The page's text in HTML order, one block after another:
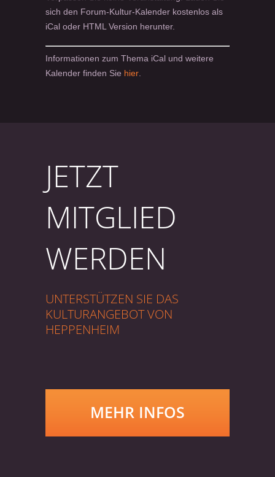
sich den Forum-Kultur-Kalender kostenlos als
iCal oder HTML Version herunter.
Informationen zum Thema iCal und weitere
Kalender finden Sie hier
JETZT
MITGLIED
WERDEN
UNTERSTÜTZEN SIE DAS
KULTURANGEBOT VON
HEPPENHEIM
MEHR INFOS